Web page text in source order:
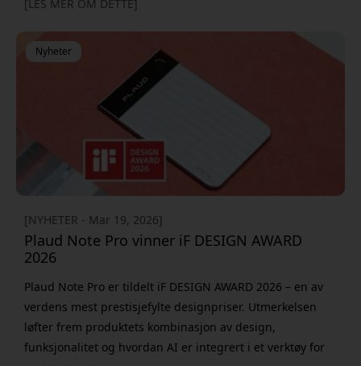
tvers av flere kategorier. Å bli inkludert er en
anerkjennelse av produkter som skiller seg ut i sine
respektive segmen
[LES MER OM DETTE]
Nyheter
[NYHETER - Mar 19, 2026]
Plaud Note Pro vinner iF DESIGN AWARD
2026
Plaud Note Pro er tildelt iF DESIGN AWARD 2026 – en av
verdens mest prestisjefylte designpriser. Utmerkelsen
løfter frem produktets kombinasjon av design,
funksjonalitet og hvordan AI er integrert i et verktøy for